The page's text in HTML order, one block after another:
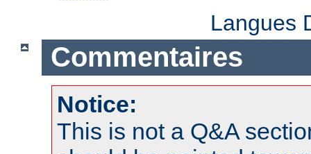
Langues
Commentaires
Notice:
This is not a Q&A